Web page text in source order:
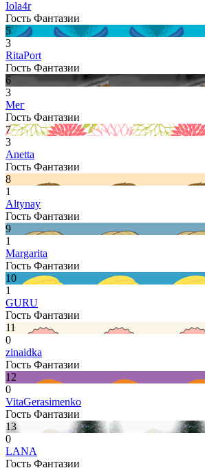
Iola4r
Гость Фантазии
5
3
RitaPort
Гость Фантазии
6
3
Мег
Гость Фантазии
7
3
Anetta
Гость Фантазии
8
1
Altynay
Гость Фантазии
9
1
Margarita
Гость Фантазии
10
1
GURU
Гость Фантазии
11
0
zinaidka
Гость Фантазии
12
0
VitaGerasimenko
Гость Фантазии
13
0
LANA
Гость Фантазии